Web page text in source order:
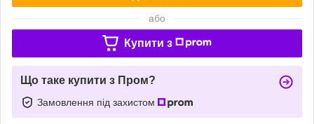
або
Купити з
Що таке купити з Пром?
Замовлення під захистом